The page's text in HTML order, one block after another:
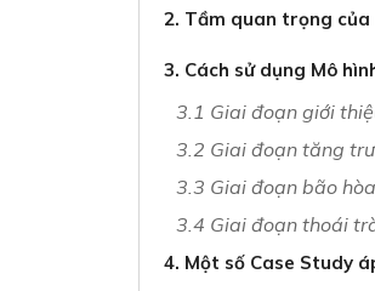
2. Tầm quan trọng
3. Cách sử dụng Mô
3.1 Giai đoạn giới
3.2 Giai đoạn tăng
3.3 Giai đoạn bão hòa
3.4 Giai đoạn thoái
4. Một số Case Study